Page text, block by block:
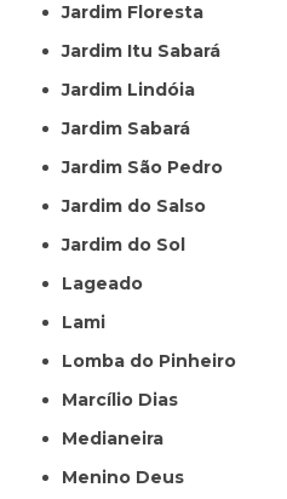
Jardim Floresta
Jardim Itu Sabará
Jardim Lindóia
Jardim Sabará
Jardim São Pedro
Jardim do Salso
Jardim do Sol
Lageado
Lami
Lomba do Pinheiro
Marcílio Dias
Medianeira
Menino Deus